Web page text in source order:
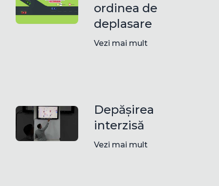
ordinea de
deplasare
Vezi mai mult
Depășirea
interzisă
Vezi mai mult